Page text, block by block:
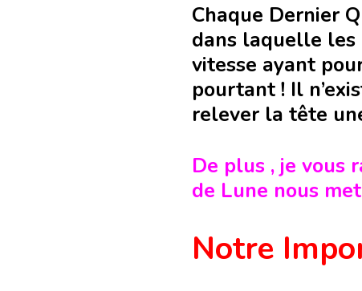
Chaque Dernier
dans laquelle les
vitesse ayant
pourtant ! Il
relever la tête
De plus , je vous
de Lune nous
Notre